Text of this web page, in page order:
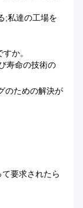
;私達の工場を
か。
寿命の技術の
のための解決が
要求されたら